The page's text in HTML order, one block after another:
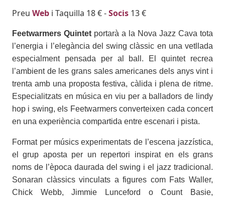
Body
Preu Web i Taquilla 18 € -Socis 13 €
Feetwarmers Quintet portarà a la Nova Jazz Cava tota
l’energia i l’elegància del swing clàssic en una vetllada
especialment pensada per al ball. El quintet recrea
l’ambient de les grans sales americanes dels anys vint i
trenta amb una proposta festiva, càlida i plena de ritme.
Especialitzats en música en viu per a balladors de lindy
hop i swing, els Feetwarmers converteixen cada concert
en una experiència compartida entre escenari i pista.
Format per músics experimentats de l’escena jazzística,
el grup aposta per un repertori inspirat en els grans
noms de l’època daurada del swing i el jazz tradicional.
Sonaran clàssics vinculats a figures com Fats Waller,
Chick Webb, Jimmie Lunceford o Count Basie,